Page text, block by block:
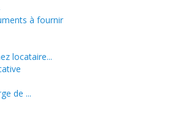
charge de ...
à fournir
à fournir
locataire...
de ...